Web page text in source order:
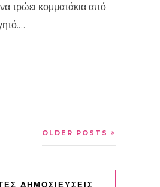
τρώει κομματάκια από
OLDER POSTS
ΔΗΜΟΣΙΕΥΣΕΙΣ